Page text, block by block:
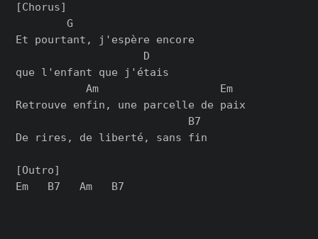
[Chorus]
        G
Et pourtant, j'espère encore
                    D
que l'enfant que j'étais
           Am                   Em
Retrouve enfin, une parcelle de paix
                           B7
De rires, de liberté, sans fin
[Outro]